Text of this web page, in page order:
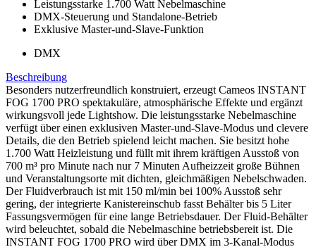
Leistungsstarke 1.700 Watt Nebelmaschine
DMX-Steuerung und Standalone-Betrieb
Exklusive Master-und-Slave-Funktion
DMX
Beschreibung
Besonders nutzerfreundlich konstruiert, erzeugt Cameos INSTANT
FOG 1700 PRO spektakuläre, atmosphärische Effekte und ergänzt
wirkungsvoll jede Lightshow. Die leistungsstarke Nebelmaschine
verfügt über einen exklusiven Master-und-Slave-Modus und clevere
Details, die den Betrieb spielend leicht machen. Sie besitzt hohe
1.700 Watt Heizleistung und füllt mit ihrem kräftigen Ausstoß von
700 m³ pro Minute nach nur 7 Minuten Aufheizzeit große Bühnen
und Veranstaltungsorte mit dichten, gleichmäßigen Nebelschwaden.
Der Fluidverbrauch ist mit 150 ml/min bei 100% Ausstoß sehr
gering, der integrierte Kanistereinschub fasst Behälter bis 5 Liter
Fassungsvermögen für eine lange Betriebsdauer. Der Fluid-Behälter
wird beleuchtet, sobald die Nebelmaschine betriebsbereit ist. Die
INSTANT FOG 1700 PRO wird über DMX im 3-Kanal-Modus